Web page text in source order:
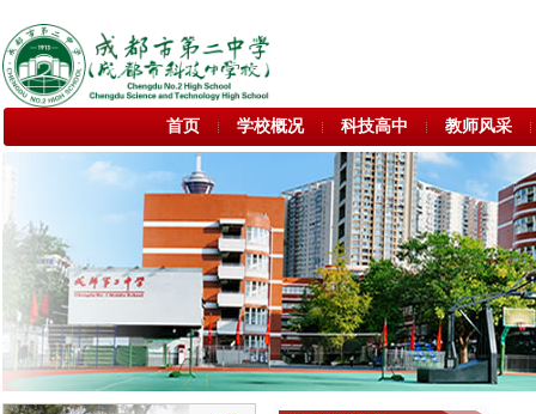
首页 学校概况 科技高中 教师风采